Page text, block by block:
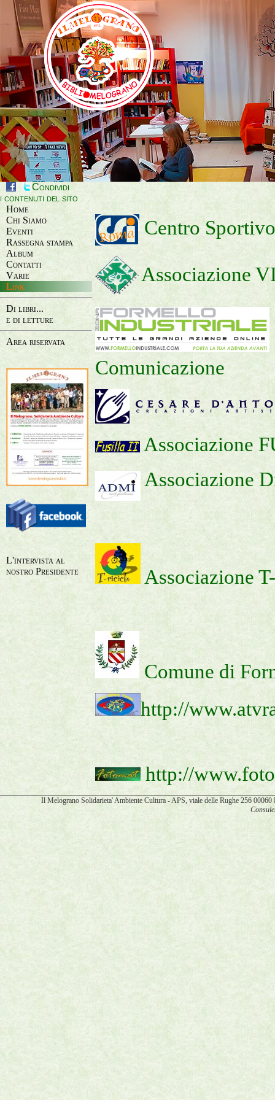
Condividi
i contenuti del sito
Home
Chi Siamo
Eventi
Rassegna stampa
Album
Contatti
Varie
Link
Di libri...
e di letture
Area riservata
L'intervista al
nostro Presidente
Centro
Associazione
Comunicazione
Associazione
Associazione
Associazione
Comune di
http://
http://
Il Melograno Solidarieta' Ambiente Cultura - APS, viale delle Rughe 256